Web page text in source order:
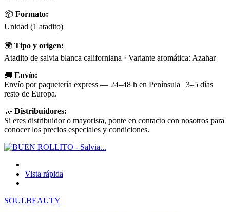
📦 Formato:
Unidad (1 atadito)
🌍 Tipo y origen:
Atadito de salvia blanca californiana · Variante aromática: Azahar
🚚 Envío:
Envío por paquetería express — 24–48 h en Península | 3–5 días
resto de Europa.
🤝 Distribuidores:
Si eres distribuidor o mayorista, ponte en contacto con nosotros para
conocer los precios especiales y condiciones.
Vista rápida
SOULBEAUTY